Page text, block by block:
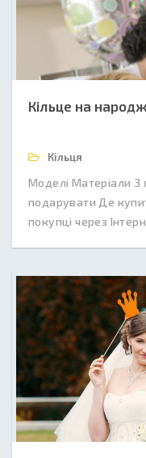
Кільце на
Кільця
Моделі Матеріали
подарувати Де
покупці через